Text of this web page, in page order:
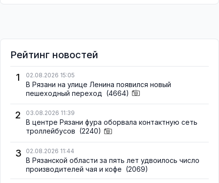
Рейтинг новостей
1
02.08.2026 15:05
В Рязани на улице Ленина появился новый
пешеходный переход (4664)
2 03.08.2026 11:39
В центре Рязани фура оборвала контактную сеть
троллейбусов (2240)
3 02.08.2026 11:44
В Рязанской области за пять лет удвоилось число
производителей чая и кофе (2069)